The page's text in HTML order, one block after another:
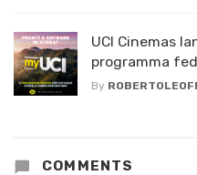
UCI Cinemas
programma
By
COMMENTS